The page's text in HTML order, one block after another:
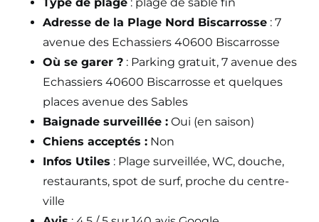
Type de plage : plage de sable fin
Adresse de la Plage Nord Biscarrosse : 7
avenue des Echassiers 40600 Biscarrosse
Où se garer ? : Parking gratuit, 7 avenue des
Echassiers 40600 Biscarrosse et quelques
places avenue des Sables
Baignade surveillée : Oui (en saison)
Chiens acceptés : Non
Infos Utiles : Plage surveillée, WC, douche,
restaurants, spot de surf, proche du centre-
ville